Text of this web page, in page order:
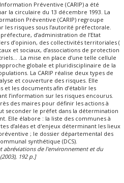
Préventive (CARIP) a été
la circulaire du 13 décembre 1993. La
Préventive (CARIP) regroupe
les risques sous l’autorité préfectorale.
d’administration de l’Etat
d’opinion, des collectivités territoriales (
et sociaux, d’associations de protection
.La mise en place d’une telle cellule
globale et pluridisciplinaire de la
La CARIP réalise deux types de
et couverture des risques. Elle
et les documents afin d’établir les
l’information sur les risques encourus.
des maires pour définir les actions à
seconder le préfet dans la détermination
Elle élabore : la liste des communes à
d’aléas et d'enjeux déterminant les lieux
; le dossier départemental des
synthétique (DCS).
abréviations de l'environnement et du
192 p.]